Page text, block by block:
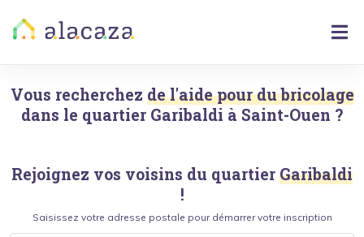
Vous recherchez de l'aide pour du bricolage
dans le quartier Garibaldi à Saint-Ouen ?
Rejoignez vos voisins du quartier Garibaldi
!
Saisissez votre adresse postale pour démarrer votre inscription